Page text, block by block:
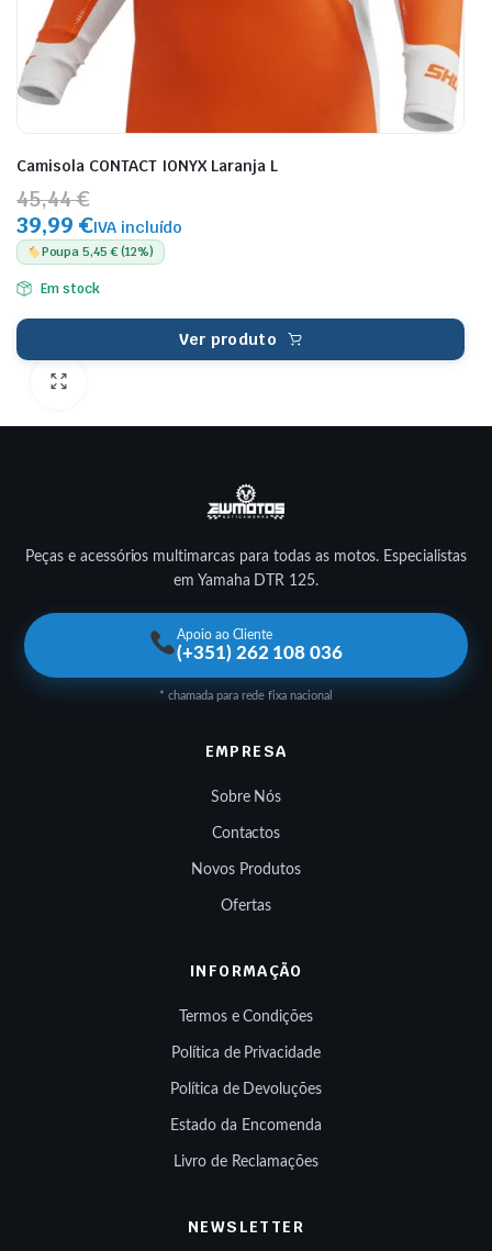
Camisola CONTACT IONYX Laranja L
45,44 €
39,99 €IVA incluído
Poupa 5,45 € (12%)
Em stock
Ver produto
Peças e acessórios multimarcas para todas as motos. Especialistas
em Yamaha DTR 125.
Apoio ao Cliente
(+351) 262 108 036
* chamada para rede fixa nacional
EMPRESA
Sobre Nós
Contactos
Novos Produtos
Ofertas
INFORMAÇÃO
Termos e Condições
Política de Privacidade
Política de Devoluções
Estado da Encomenda
Livro de Reclamações
NEWSLETTER